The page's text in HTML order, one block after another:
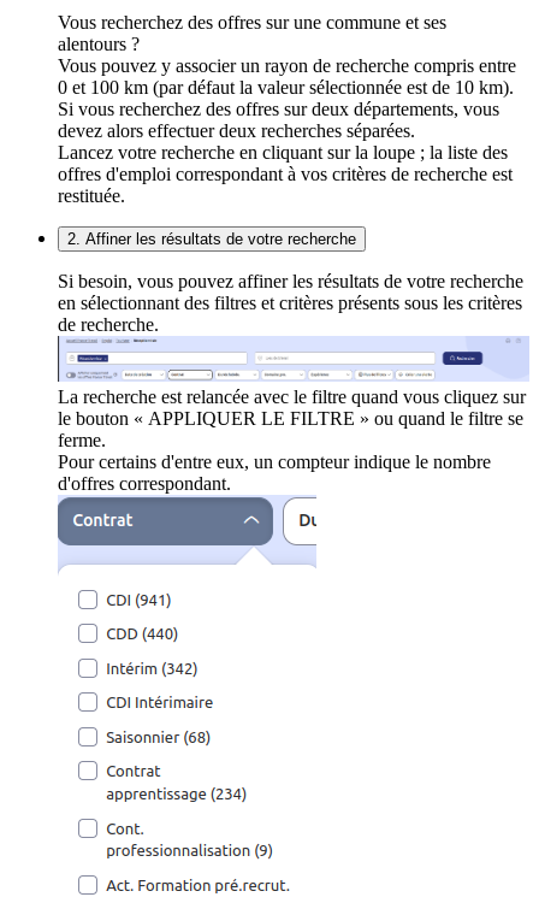
Vous recherchez des offres sur une commune et ses
alentours ?
Vous pouvez y associer un rayon de recherche compris entre
0 et 100 km (par défaut la valeur sélectionnée est de 10 km).
Si vous recherchez des offres sur deux départements, vous
devez alors effectuer deux recherches séparées.
Lancez votre recherche en cliquant sur la loupe ; la liste des
offres d'emploi correspondant à vos critères de recherche est
restituée.
2. Affiner les résultats de votre recherche
Si besoin, vous pouvez affiner les résultats de votre recherche
en sélectionnant des filtres et critères présents sous les critères
de recherche.
La recherche est relancée avec le filtre quand vous cliquez sur
le bouton « APPLIQUER LE FILTRE » ou quand le filtre se
ferme.
Pour certains d'entre eux, un compteur indique le nombre
d'offres correspondant.